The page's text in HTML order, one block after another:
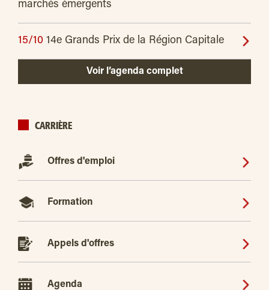
marchés émergents
15/10 14e Grands Prix de la Région Capitale
Voir l’agenda complet
CARRIÈRE
Offres d'emploi
Formation
Appels d'offres
Agenda